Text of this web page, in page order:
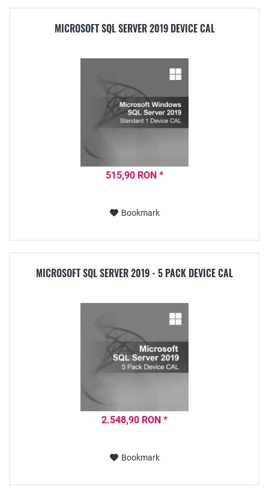
MICROSOFT SQL SERVER 2019 DEVICE CAL
515,90 RON *
Bookmark
MICROSOFT SQL SERVER 2019 - 5 PACK DEVICE CAL
2.548,90 RON *
Bookmark